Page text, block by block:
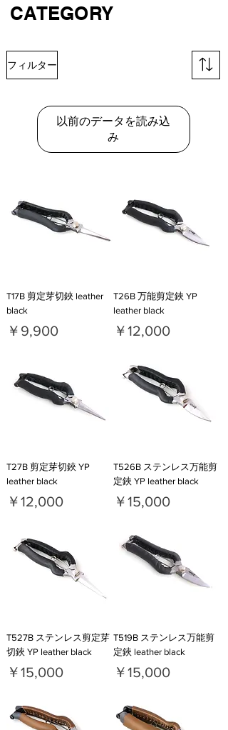
CATEGORY
フィルター
以前のデータを読み込
み
T17B 剪定芽切鋏 leather
black
価格
￥9,900
T26B 万能剪定鋏 YP
leather black
価格
￥12,000
T27B 剪定芽切鋏 YP
leather black
価格
￥12,000
T526B ステンレス万能剪
定鋏 YP leather black
価格
￥15,000
T527B ステンレス剪定芽
切鋏 YP leather black
価格
￥15,000
T519B ステンレス万能剪
定鋏 leather black
価格
￥15,000